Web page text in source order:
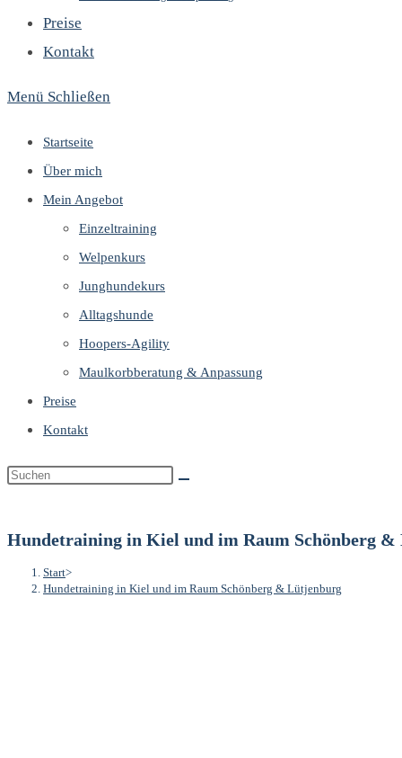
Preise
Kontakt
Menü Schließen
Startseite
Über mich
Mein Angebot
Einzeltraining
Welpenkurs
Junghundekurs
Alltagshunde
Hoopers-Agility
Maulkorbberatung & Anpassung
Preise
Kontakt
Hundetraining in Kiel und im Raum Schönberg
Start>
Hundetraining in Kiel und im Raum Schönberg & Lütjenburg